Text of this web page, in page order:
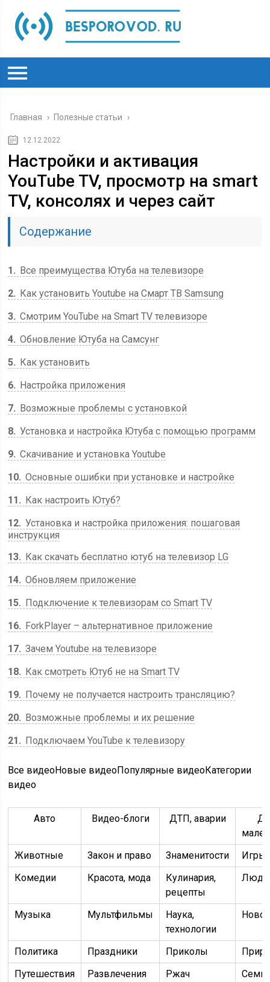
Главная › Полезные статьи ›
12.12.2022
Настройки и активация
YouTube TV, просмотр на smart
TV, консолях и через сайт
Содержание
1
Все преимущества Ютуба на телевизоре
2
Как установить Youtube на Смарт ТВ Samsung
3 Смотрим YouTube на Smart TV телевизоре
4 Обновление Ютуба на Самсунг
5
Как установить
6
Настройка приложения
7
Возможные проблемы с установкой
8 Установка и настройка Ютуба с помощью программ
9 Скачивание и установка Youtube
10 Основные ошибки при установке и настройке
11
Как настроить Ютуб?
12 Установка и настройка приложения: пошаговая
инструкция
13
Как скачать бесплатно ютуб на телевизор LG
14 Обновляем приложение
15
Подключение к телевизорам со Smart TV
16
ForkPlayer – альтернативное приложение
17 Зачем Youtube на телевизоре
18
Как смотреть Ютуб не на Smart TV
19
Почему не получается настроить трансляцию?
20
Возможные проблемы и их решение
21
Подключаем YouTube к телевизору
Все видеоНовые видеоПопулярные видеоКатегории
видео
Авто Видео-блоги ДТП, аварии
Животные
Закон и право Знаменитости
Игры
Комедии
Красота, мода
Кулинария,
рецепты
Люди
Музыка Мультфильмы
Наука,
технологии
Политика Праздники Приколы
Путешествия
Развлечения Ржач